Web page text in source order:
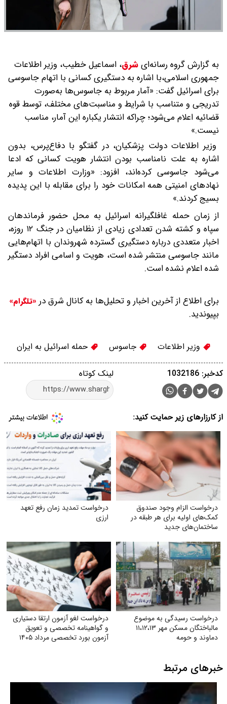
به گزارش گروه رسانه‌ایشرق، اسماعیل خطیب، وزیر اطلاعات
جمهوری اسلامی،با اشاره به دستگیری کسانی با اتهام جاسوسی
برای اسرائیل گفت: «آمار مربوط به جاسوس‌ها به‌صورت
تدریجی و متناسب با شرایط و مناسبت‌های مختلف، توسط قوه
قضائیه اعلام می‌شود؛ چراکه انتشار یکباره این آمار، مناسب
نیست.»
وزیر اطلاعات دولت پزشکیان، در گفتگو با دفاع‌پرس، بدون
اشاره به علت نامناسب بودن انتشار هویت کسانی که ادعا
می‌شود جاسوسی کرده‌اند، افزود: «وزارت اطلاعات و سایر
نهاد‌های امنیتی همه امکانات خود را برای مقابله با این پدیده
بسیج کردند.»
از زمان حمله غافلگیرانه اسرائیل به محل حضور فرماندهان
سپاه و کشته شدن تعدادی زیادی از نظامیان در جنگ ۱۲ روزه،
اخبار متعددی درباره دستگیری گسترده شهروندان با اتهام‌هایی
مانند جاسوسی منتشر شده است، هویت و اسامی افراد دستگیر
شده اعلام نشده است.
برای اطلاع از آخرین اخبار و تحلیل‌ها به کانال شرق در «تلگرام»
بپیوندید.
وزیر اطلاعات جاسوس حمله اسرائیل به ایران
لینک کوتاه کدخبر: 1032186
از کارزارهای زیر حمایت کنید:
درخواست الزام وجود صندوق
کمک‌های اولیه برای هر طبقه در
ساختمان‌های جدید
درخواست تمدید زمان رفع تعهد
ارزی
درخواست رسیدگی به موضوع
مالباختگان مسکن مهر ۱۱،۱۲،۱۳
دماوند و حومه
درخواست لغو آزمون ارتقا دستیاری
و گواهینامه تخصصی و تعویق
آزمون بورد تخصصی مرداد ۱۴۰۵
خبرهای مرتبط